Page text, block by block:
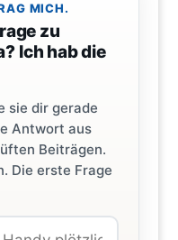
MICH.
zu
Ich hab die
sie dir gerade
Antwort aus
Beiträgen.
Die erste Frage